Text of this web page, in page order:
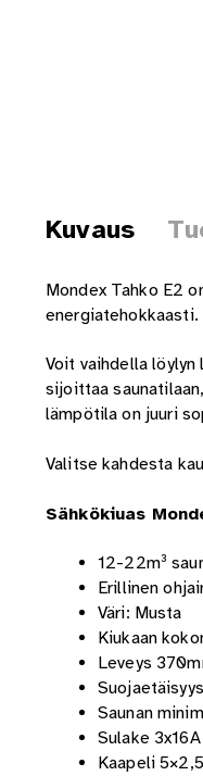
Kuvaus
Mondex Tahko E2
Voit vaihdella
sijoittaa
lämpötila on juuri
Valitse kahdesta
Sähkökiuas
12-22m³
Erillinen
Väri: Musta
Kiukaan
Leveys
Saunan
Sulake 3x16A
Kaapeli